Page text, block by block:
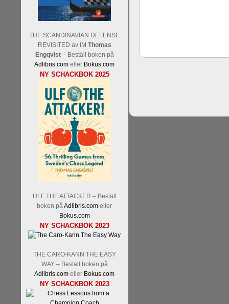
THE SCANDINAVIAN DEFENSE
REVISITED av IM Thomas
Engqvist– Beställ boken på
Adlibris.com eller Bokus.com
NY SCHACKBOK 2025
ULF THE ATTACKER – Beställ
boken påAdlibris.com eller
Bokus.com
NY SCHACKBOK 2023
THE CARO-KANN THE EASY
WAY – Beställ boken på
Adlibris.com eller Bokus.com
NY SCHACKBOK 2023
Random, där pjäserna